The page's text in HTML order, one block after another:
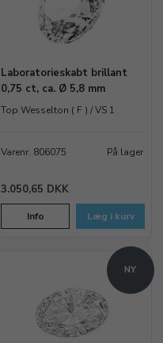
Laboratorieskabt brillant
0,75 ct, ca. Ø 5,8 mm
Top Wesselton ( F ) / VS 1
Varenr. 806075 På lager
3.050,65 DKK
Info Læg i kurv
NY